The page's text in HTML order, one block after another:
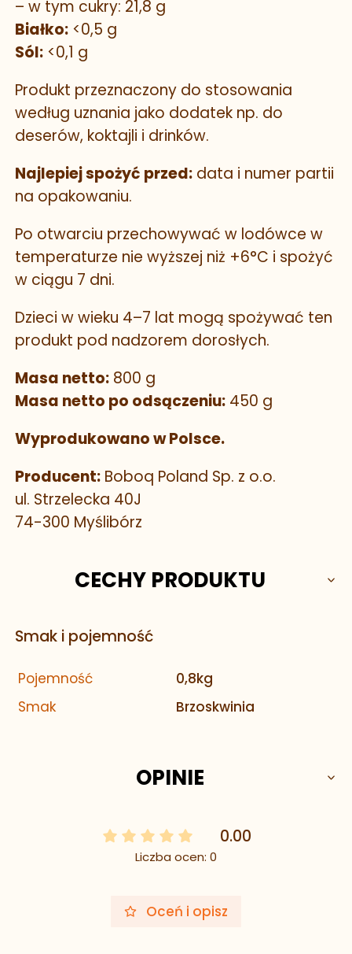
– w tym cukry: 21,8 g
Białko: <0,5 g
Sól: <0,1 g
Produkt przeznaczony do stosowania
według uznania jako dodatek np. do
deserów, koktajli i drinków.
Najlepiej spożyć przed: data i numer partii
na opakowaniu.
Po otwarciu przechowywać w lodówce w
temperaturze nie wyższej niż +6°C i spożyć
w ciągu 7 dni.
Dzieci w wieku 4–7 lat mogą spożywać ten
produkt pod nadzorem dorosłych.
Masa netto: 800 g
Masa netto po odsączeniu: 450 g
Wyprodukowano w Polsce.
Producent: Boboq Poland Sp. z o.o.
ul. Strzelecka 40J
74-300 Myślibórz
CECHY PRODUKTU
Smak i pojemność
Pojemność
0,8kg
Smak
Brzoskwinia
OPINIE
0.00
Liczba ocen: 0
Oceń i opisz